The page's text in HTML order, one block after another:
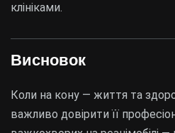
клініками.
Висновок
Коли на кону — життя та
важливо довірити її